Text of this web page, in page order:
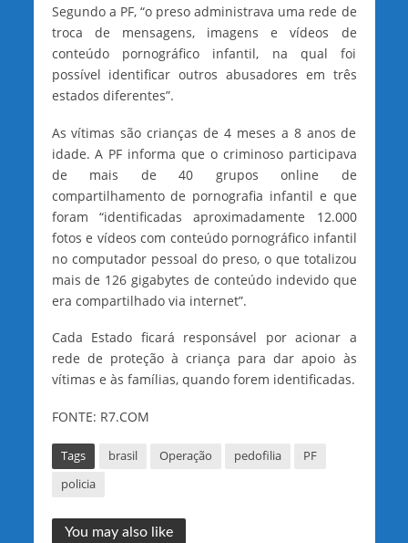
Segundo a PF, “o preso administrava uma rede de
troca de mensagens, imagens e vídeos de
conteúdo pornográfico infantil, na qual foi
possível identificar outros abusadores em três
estados diferentes”.
As vítimas são crianças de 4 meses a 8 anos de
idade. A PF informa que o criminoso participava
de mais de 40 grupos online de
compartilhamento de pornografia infantil e que
foram “identificadas aproximadamente 12.000
fotos e vídeos com conteúdo pornográfico infantil
no computador pessoal do preso, o que totalizou
mais de 126 gigabytes de conteúdo indevido que
era compartilhado via internet”.
Cada Estado ficará responsável por acionar a
rede de proteção à criança para dar apoio às
vítimas e às famílias, quando forem identificadas.
FONTE: R7.COM
Tags brasil Operação pedofilia
PF
policia
You may also like